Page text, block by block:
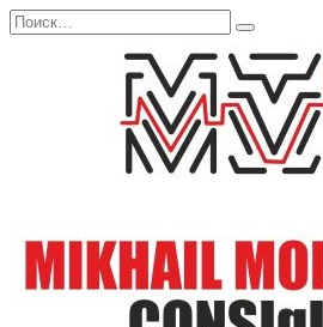
Перейти
к
Search
for: